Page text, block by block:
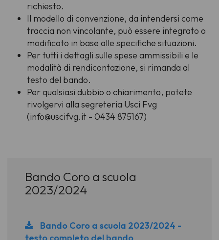
richiesto.
Il modello di convenzione, da intendersi come
traccia non vincolante, può essere integrato o
modificato in base alle specifiche situazioni.
Per tutti i dettagli sulle spese ammissibili e le
modalità di rendicontazione, si rimanda al
testo del bando.
Per qualsiasi dubbio o chiarimento, potete
rivolgervi alla segreteria Usci Fvg
(info@uscifvg.it - 0434 875167)
Bando Coro a scuola
2023/2024
Bando Coro a scuola 2023/2024 -
testo completo del bando